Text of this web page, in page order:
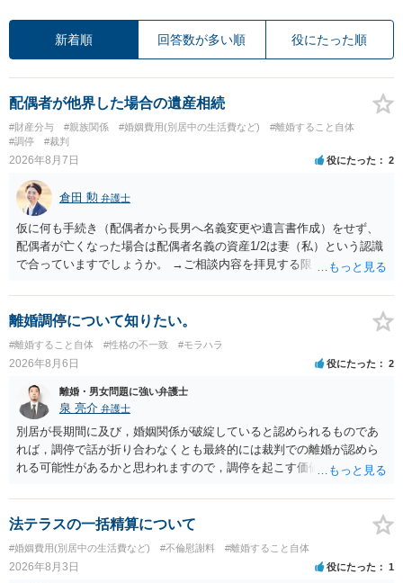
新着順 回答数が多い順 役にたった順
配偶者が他界した場合の遺産相続
#財産分与 #親族関係 #婚姻費用(別居中の生活費など)
#離婚すること自体
#調停
#裁判
2026年8月7日 役にたった 2
倉田 勲 弁護士
仮に何も手続き（配偶者から長男へ名義変更や遺言書作成）をせず、
配偶者が亡くなった場合は配偶者名義の資産1/2は妻（私）という認識
で合っていますでしょうか。 →ご相談内容を拝見する限りでは、その
完全に所有する場合は、他の相続人に対して自宅の評価額の１/２の代
償金の支払いが必要になります。
離婚調停について知りたい。
#離婚すること自体 #性格の不一致 #モラハラ
2026年8月6日 役にたった 2
離婚・男女問題に強い弁護士
泉 亮介 弁護士
別居が長期間に及び，婚姻関係が破綻していると認められるものであ
れば，調停で話が折り合わなくとも最終的には裁判での離婚が認めら
れる可能性があるかと思われますので，調停を起こす価値はあるよう
は調停が成立するということはないため，相手が合意するメリットを
だしてでも調停で終わらせるよう努めるのか，裁判離婚を見据えて調
停での離婚に固執しないかいずれかの対応は必要となるかと思われま
す。 お一人で対応するのは難しい側面もありますので弁護士を立てる
ことを検討されると良いかと思われます。
法テラスの一括精算について
#婚姻費用(別居中の生活費など) #不倫慰謝料 #離婚すること自体
2026年8月3日 役にたった 1